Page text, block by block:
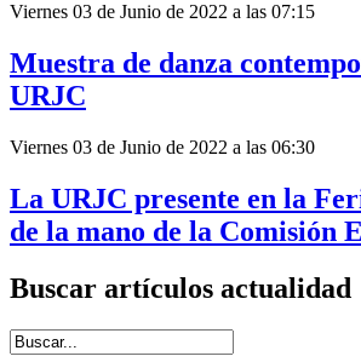
Viernes 03 de Junio de 2022 a las 07:15
Muestra de danza
URJC
Viernes 03 de Junio de 2022 a las 06:30
La URJC presente en la
de la mano de la Comisión
Buscar artículos actualidad
Introduce términos de búsqueda